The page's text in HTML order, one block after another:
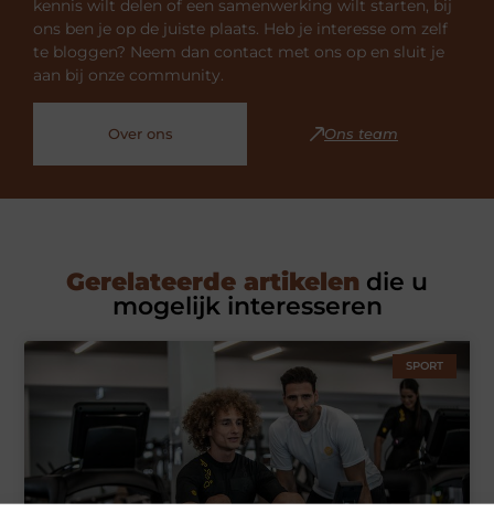
kennis wilt delen of een samenwerking wilt starten, bij
ons ben je op de juiste plaats. Heb je interesse om zelf
te bloggen? Neem dan contact met ons op en sluit je
aan bij onze community.
Over ons Ons team
Gerelateerde artikelen die u
mogelijk interesseren
SPORT